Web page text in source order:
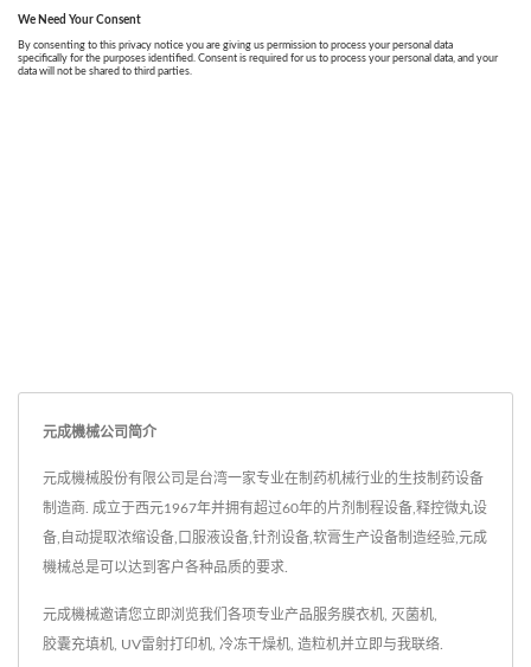
元成機械公司简介
元成機械股份有限公司是台湾一家专业在制药机械行业的生技制药设备
制造商. 成立于西元1967年并拥有超过60年的片剂制程设备,释控微丸设
备,自动提取浓缩设备,口服液设备,针剂设备,软膏生产设备制造经验,元成
機械总是可以达到客户各种品质的要求.
元成機械邀请您立即浏览我们各项专业产品服务膜衣机 灭菌机
胶囊充填机 UV雷射打印机 冷冻干燥机 造粒机并立即与我联络